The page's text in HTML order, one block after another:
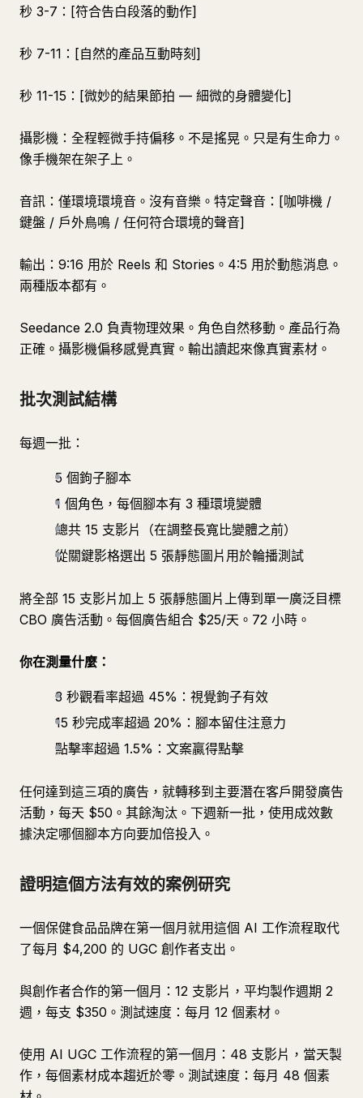
秒 3-7：[符合告白段落的動作]
秒 7-11：[自然的產品互動時刻]
秒 11-15：[微妙的結果節拍 — 細微的身體變化]
攝影機：全程輕微手持偏移。不是搖晃。只是有生命力。
像手機架在架子上。
音訊：僅環境環境音。沒有音樂。特定聲音：[咖啡機 /
鍵盤 / 戶外鳥鳴 / 任何符合環境的聲音]
輸出：9:16 用於 Reels 和 Stories。4:5 用於動態消息。
兩種版本都有。
Seedance 2.0 負責物理效果。角色自然移動。產品行為
正確。攝影機偏移感覺真實。輸出讀起來像真實素材。
批次測試結構
每週一批：
5 個鉤子腳本
1 個角色，每個腳本有 3 種環境變體
總共 15 支影片（在調整長寬比變體之前）
從關鍵影格選出 5 張靜態圖片用於輪播測試
將全部 15 支影片加上 5 張靜態圖片上傳到單一廣泛目標
CBO 廣告活動。每個廣告組合 $25/天。72 小時。
你在測量什麼：
3 秒觀看率超過 45%：視覺鉤子有效
15 秒完成率超過 20%：腳本留住注意力
點擊率超過 1.5%：文案贏得點擊
任何達到這三項的廣告，就轉移到主要潛在客戶開發廣告
活動，每天 $50。其餘淘汰。下週新一批，使用成效數
據決定哪個腳本方向要加倍投入。
證明這個方法有效的案例研究
一個保健食品品牌在第一個月就用這個 AI 工作流程取代
了每月 $4,200 的 UGC 創作者支出。
與創作者合作的第一個月：12 支影片，平均製作週期 2
週，每支 $350。測試速度：每月 12 個素材。
使用 AI UGC 工作流程的第一個月：48 支影片，當天製
作，每個素材成本趨近於零。測試速度：每月 48 個素